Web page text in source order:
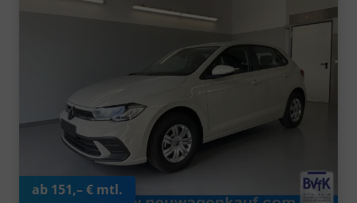
ab 151,– € mtl.